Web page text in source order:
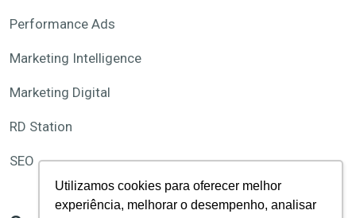
Utilizamos cookies para oferecer melhor
experiência, melhorar o desempenho, analisar
Performance Ads
Marketing Intelligence
Marketing Digital
RD Station
SEO